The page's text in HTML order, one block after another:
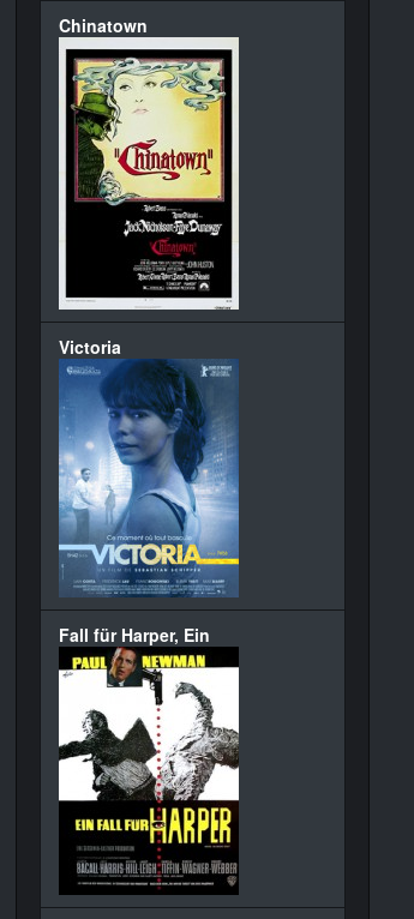
Chinatown
Victoria
Fall für Harper, Ein